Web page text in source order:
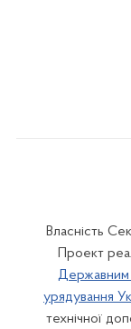
Власність
Проект
Державним
урядування
технічної